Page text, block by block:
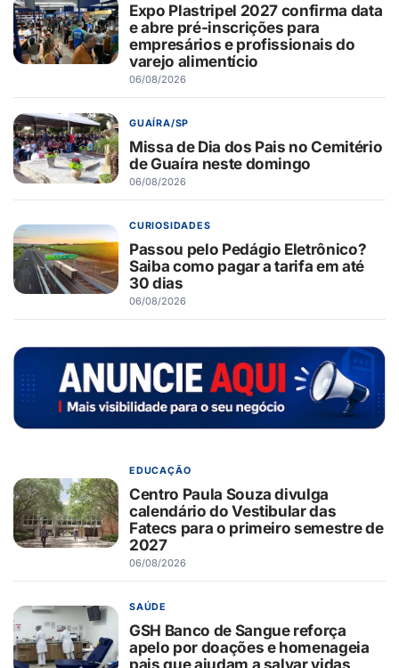
Expo Plastripel 2027 confirma data
e abre pré-inscrições para
empresários e profissionais do
varejo alimentício
06/08/2026
GUAÍRA/SP
Missa de Dia dos Pais no Cemitério
de Guaíra neste domingo
06/08/2026
CURIOSIDADES
Passou pelo Pedágio Eletrônico?
Saiba como pagar a tarifa em até
30 dias
06/08/2026
EDUCAÇÃO
Centro Paula Souza divulga
calendário do Vestibular das
Fatecs para o primeiro semestre de
2027
06/08/2026
SAÚDE
GSH Banco de Sangue reforça
apelo por doações e homenageia
pais que ajudam a salvar vidas